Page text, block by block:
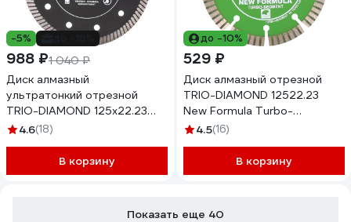
-5%
988 ₽1 040 ₽
Диск алмазный
ультратонкий отрезной
TRIO-DIAMOND 125x22.23
Grand Thin Turbo GTT702
4.6(18)
В корзину
до -10%
529 ₽
Диск алмазный отрезной
TRIO-DIAMOND 12522.23
New Formula Turbo-
Segmentо TS302
4.5(16)
В корзину
Показать еще 40